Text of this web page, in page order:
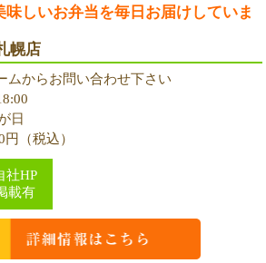
味しいお弁当を毎日お届けしていま
幌店
ムからお問い合わせ下さい
日
（税込）
社HP
載有